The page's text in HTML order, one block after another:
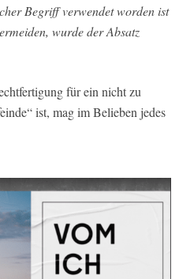
Begriff verwendet worden ist
wurde der Absatz
für ein nicht zu
ist, mag im Belieben jedes